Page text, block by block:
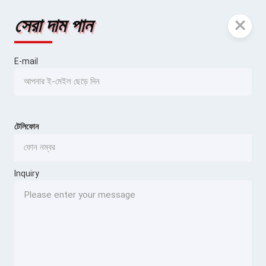
সেরা দাম পান
E-mail
টেলিফোন
Inquiry